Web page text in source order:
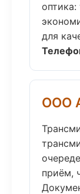
для
ООО
приём,